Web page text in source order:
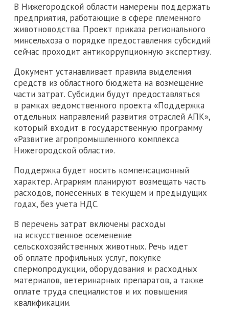
В Нижегородской области намерены поддержать
предприятия, работающие в сфере племенного
животноводства. Проект приказа регионального
минсельхоза о порядке предоставления субсидий
сейчас проходит антикоррупционную экспертизу.
Документ устанавливает правила выделения
средств из областного бюджета на возмещение
части затрат. Субсидии будут предоставляться
в рамках ведомственного проекта «Поддержка
отдельных направлений развития отраслей АПК»,
который входит в государственную программу
«Развитие агропромышленного комплекса
Нижегородской области».
Поддержка будет носить компенсационный
характер. Аграриям планируют возмещать часть
расходов, понесенных в текущем и предыдущих
годах, без учета НДС.
В перечень затрат включены расходы
на искусственное осеменение
сельскохозяйственных животных. Речь идет
об оплате профильных услуг, покупке
спермопродукции, оборудования и расходных
материалов, ветеринарных препаратов, а также
оплате труда специалистов и их повышения
квалификации.